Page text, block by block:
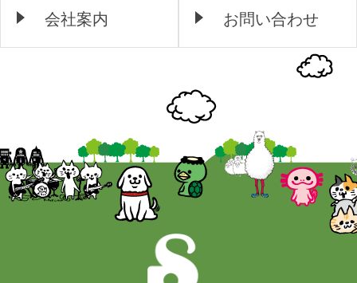
会社案内 お問い合わせ